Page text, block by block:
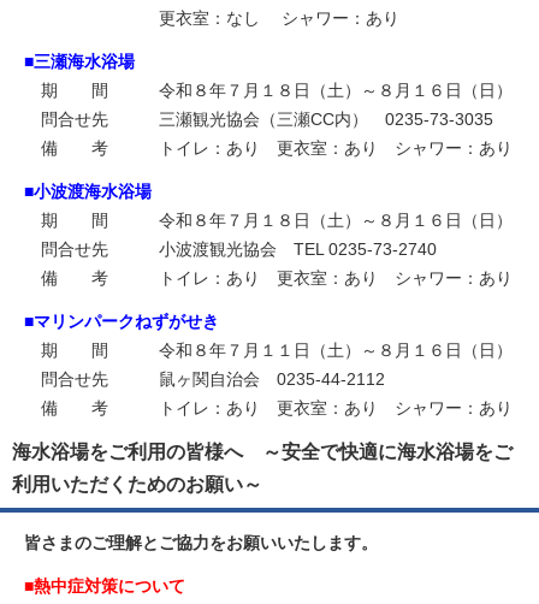
更衣室：なし シャワー：あり
■三瀬海水浴場
期 間 令和８年７月１８日（土）～８月１６日（日）
問合せ先 三瀬観光協会（三瀬CC内） 0235-73-3035
備 考 トイレ：あり 更衣室：あり シャワー：あり
■小波渡海水浴場
期 間 令和８年７月１８日（土）～８月１６日（日）
問合せ先 小波渡観光協会 TEL 0235-73-2740
備 考 トイレ：あり 更衣室：あり シャワー：あり
■マリンパークねずがせき
期 間 令和８年７月１１日（土）～８月１６日（日）
問合せ先 鼠ヶ関自治会 0235-44-2112
備 考 トイレ：あり 更衣室：あり シャワー：あり
海水浴場をご利用の皆様へ ～安全で快適に海水浴場をご
利用いただくためのお願い～
皆さまのご理解とご協力をお願いいたします。
■熱中症対策について